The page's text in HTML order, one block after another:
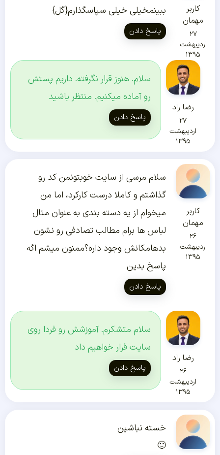
کاربر
مهمان
۲۷
اردیبهشت
۱۳۹۵
ببینمخیلی خیلی سپاسگذارم{گل}
پاسخ دادن
رضا راد
۲۷
اردیبهشت
۱۳۹۵
سلام. هنوز قرار نگرفته. داریم پستش
رو آماده میکنیم. منتظر باشید
پاسخ دادن
کاربر
مهمان
۲۶
اردیبهشت
۱۳۹۵
سلام مرسی از سایت خوبتونمن کد رو
گذاشتم و کاملا درست کارکرد، اما من
میخوام از یه دسته بندی به عنوان مثال
لباس ها برام مطالب تصادفی رو نشون
بدهامکانش وجود داره؟ممنون میشم اگه
پاسخ بدین
پاسخ دادن
رضا راد
۲۶
اردیبهشت
۱۳۹۵
سلام متشکرم. آموزشش رو فردا روی
سایت قرار خواهیم داد
پاسخ دادن
خسته نباشین
🙂